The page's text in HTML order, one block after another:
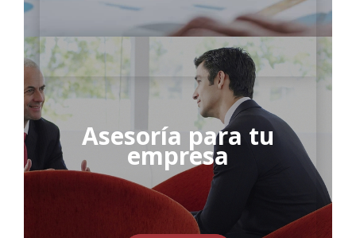
Asesoría para tu
empresa